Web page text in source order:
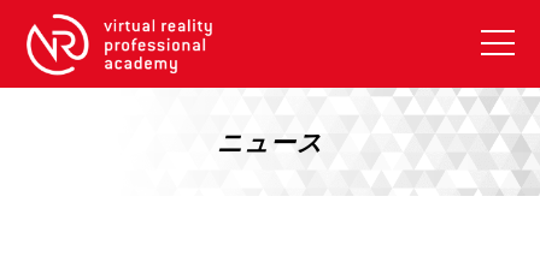
VRアカデミーとは
ニュース